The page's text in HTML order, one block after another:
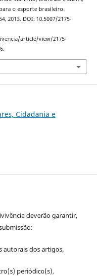
o esporte brasileiro.
2013. DOI: 10.5007/2175-
article/view/2175-
Cidadania e
deverão garantir,
autorais dos artigos,
periódico(s),